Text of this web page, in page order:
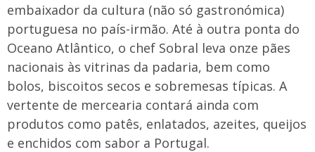
embaixador da cultura (não só gastronómica)
portuguesa no país-irmão. Até à outra ponta do
Oceano Atlântico, o chef Sobral leva onze pães
nacionais às vitrinas da padaria, bem como
bolos, biscoitos secos e sobremesas típicas. A
vertente de mercearia contará ainda com
produtos como patês, enlatados, azeites, queijos
e enchidos com sabor a Portugal.